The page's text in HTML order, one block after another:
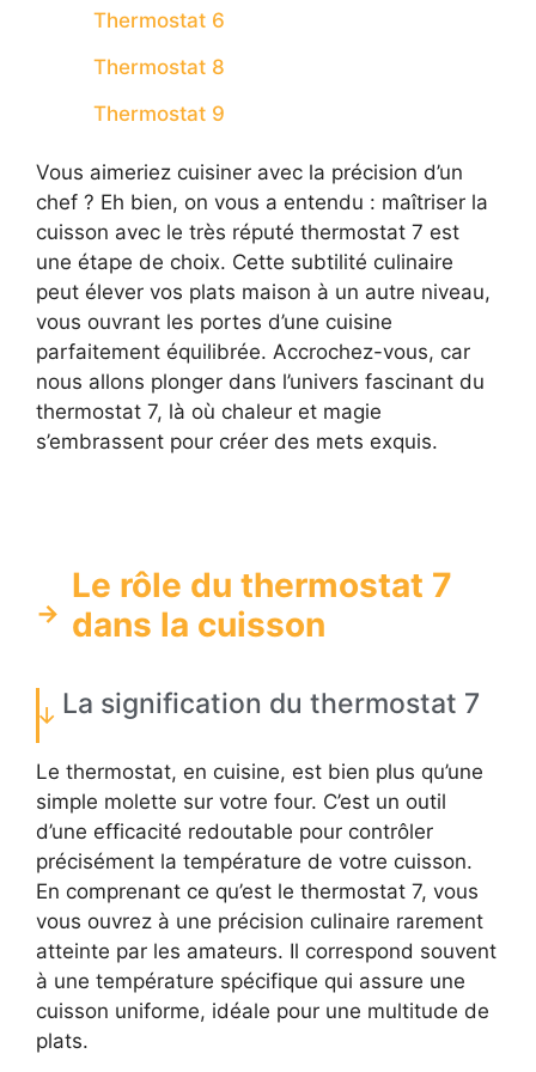
Thermostat 6
Thermostat 8
Thermostat 9
Vous aimeriez cuisiner avec la précision d’un
chef ? Eh bien, on vous a entendu : maîtriser la
cuisson avec le très réputé thermostat 7 est
une étape de choix. Cette subtilité culinaire
peut élever vos plats maison à un autre niveau,
vous ouvrant les portes d’une cuisine
parfaitement équilibrée. Accrochez-vous, car
nous allons plonger dans l’univers fascinant du
thermostat 7, là où chaleur et magie
s’embrassent pour créer des mets exquis.
Le rôle du thermostat 7
dans la cuisson
La signification du thermostat 7
Le thermostat, en cuisine, est bien plus qu’une
simple molette sur votre four. C’est un outil
d’une efficacité redoutable pour contrôler
précisément la température de votre cuisson.
En comprenant ce qu’est le thermostat 7, vous
vous ouvrez à une précision culinaire rarement
atteinte par les amateurs. Il correspond souvent
à une température spécifique qui assure une
cuisson uniforme, idéale pour une multitude de
plats.